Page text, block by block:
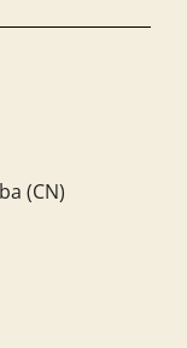
(CN)